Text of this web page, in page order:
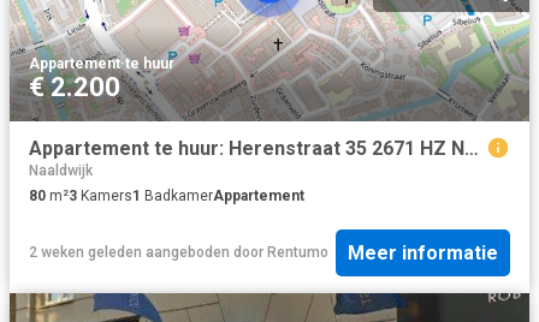
Appartement·te huur
€ 2.200
Appartement te huur: Herenstraat 35 2671 HZ Naaldwijk
Naaldwijk
80 m²3 Kamers1 BadkamerAppartement
2 weken geleden aangeboden door Rentumo Meer informatie